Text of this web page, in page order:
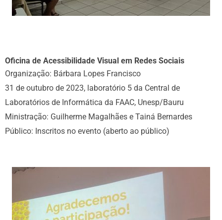
Oficina de Acessibilidade Visual em Redes Sociais
Organização: Bárbara Lopes Francisco
31 de outubro de 2023, laboratório 5 da Central de
Laboratórios de Informática da FAAC, Unesp/Bauru
Ministração: Guilherme Magalhães e Tainá Bernardes
Público: Inscritos no evento (aberto ao público)